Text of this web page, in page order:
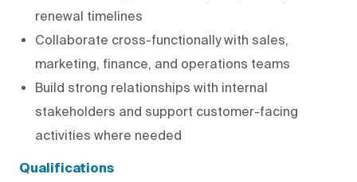
renewal timelines
Collaborate cross-functionally with sales,
marketing, finance, and operations teams
Build strong relationships with internal
stakeholders and support customer-facing
activities where needed
Qualifications